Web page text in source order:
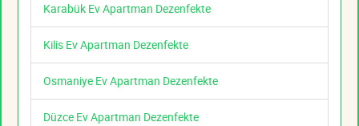
Karabük Ev Apartman Dezenfekte
Kilis Ev Apartman Dezenfekte
Osmaniye Ev Apartman Dezenfekte
Düzce Ev Apartman Dezenfekte